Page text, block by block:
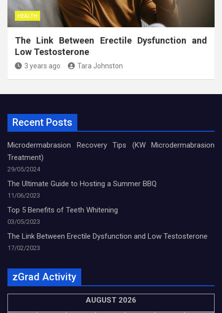
HEALTH
The Link Between Erectile Dysfunction and
Low Testosterone
3 years ago Tara Johnston
Recent Posts
Microdermabrasion Recovery Tips (KW Microdermabrasion
Treatment)
29/05/2024
The Ultimate Guide to Hosting a Summer BBQ
11/06/2023
Top 5 Benefits of Teeth Whitening
03/05/2023
The Link Between Erectile Dysfunction and Low Testosterone
17/02/2023
zGrad Activity
AUGUST 2026